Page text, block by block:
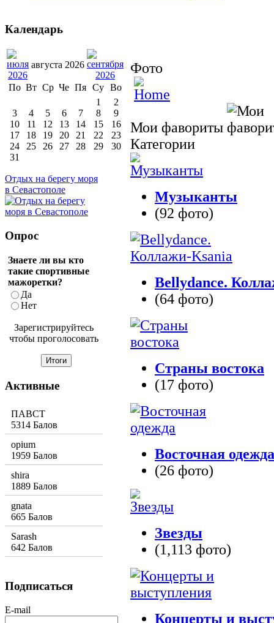
Фото
Мои фавориты
Категории
Музыканты
(92 фото)
Bellydance.
(64 фото)
Страны востока
(17 фото)
Восточная одежда
(26 фото)
Звезды
(1,113 фото)
Концерты и
Календарь
августа 2026
По Вт Ср Че Пя Су Во
1
2
3
4 5 6 7 8
9
10
11 12 13 14 15
16
17
18 19 20 21 22
23
24
25 26 27 28 29
30
31
Отдых на берегу моря
в Севастополе
Опрос
Знаете ли вы кто
такие спортивные
мажоретки?
Да
Нет
Зарегистрируйтесь
чтобы проголосовать
Активные
ПАВСТ
5314 Балов
opium
1959 Балов
shira
1889 Балов
gnata
665 Балов
Sarash
642 Балов
Подписаться
E-mail